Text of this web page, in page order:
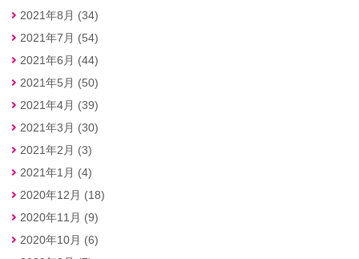
2021年8月 (34)
2021年7月 (54)
2021年6月 (44)
2021年5月 (50)
2021年4月 (39)
2021年3月 (30)
2021年2月 (3)
2021年1月 (4)
2020年12月 (18)
2020年11月 (9)
2020年10月 (6)